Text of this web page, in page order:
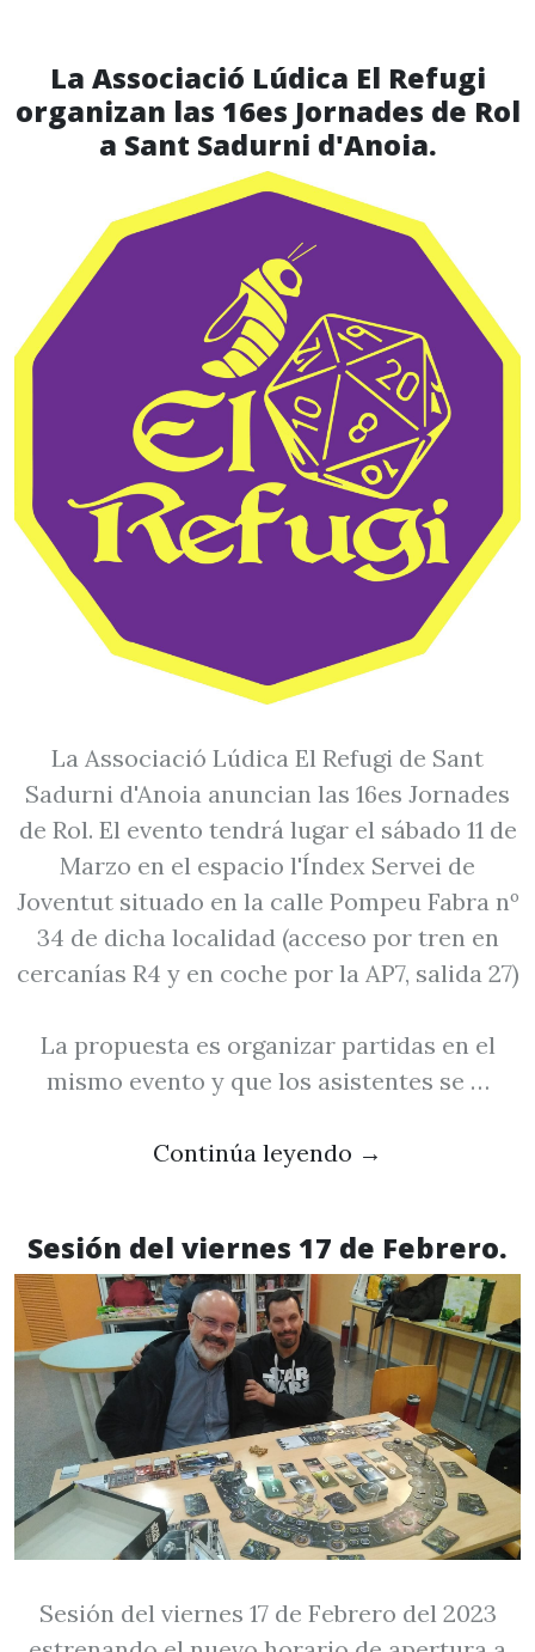
La Associació Lúdica El Refugi
organizan las 16es Jornades de Rol
a Sant Sadurni d'Anoia.
La Associació Lúdica El Refugi de Sant
Sadurni d'Anoia anuncian las 16es Jornades
de Rol. El evento tendrá lugar el sábado 11 de
Marzo en el espacio l'Índex Servei de
Joventut situado en la calle Pompeu Fabra nº
34 de dicha localidad (acceso por tren en
cercanías R4 y en coche por la AP7, salida 27)
La propuesta es organizar partidas en el
mismo evento y que los asistentes se …
Continúa leyendo →
Sesión del viernes 17 de Febrero.
Sesión del viernes 17 de Febrero del 2023